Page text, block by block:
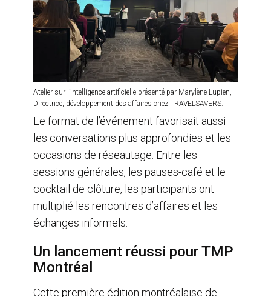
Atelier sur l’intelligence artificielle présenté par Marylène Lupien,
Directrice, développement des affaires chez TRAVELSAVERS.
Le format de l’événement favorisait aussi
les conversations plus approfondies et les
occasions de réseautage. Entre les
sessions générales, les pauses-café et le
cocktail de clôture, les participants ont
multiplié les rencontres d’affaires et les
échanges informels.
Un lancement réussi pour TMP
Montréal
Cette première édition montréalaise de